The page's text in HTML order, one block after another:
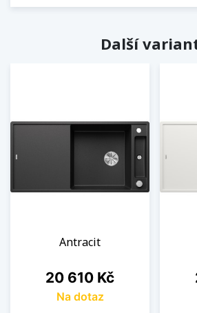
Další
Antracit
Cena
20 610 Kč
Na dotaz